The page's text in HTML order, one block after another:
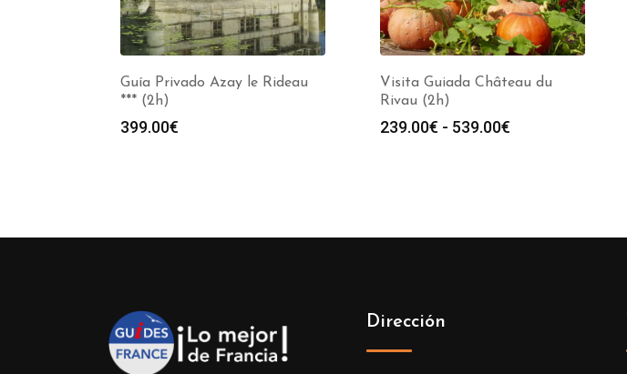
Guía Privado Azay le Rideau
*** (2h)
399.00€
Visita Guiada Château du
Rivau (2h)
239.00€ - 539.00€
Dirección